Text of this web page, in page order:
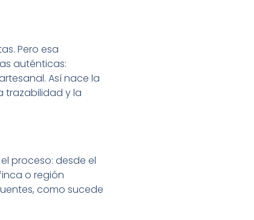
Pero esa
auténticas:
Así nace la
trazabilidad y la
proceso: desde el
o región
como sucede